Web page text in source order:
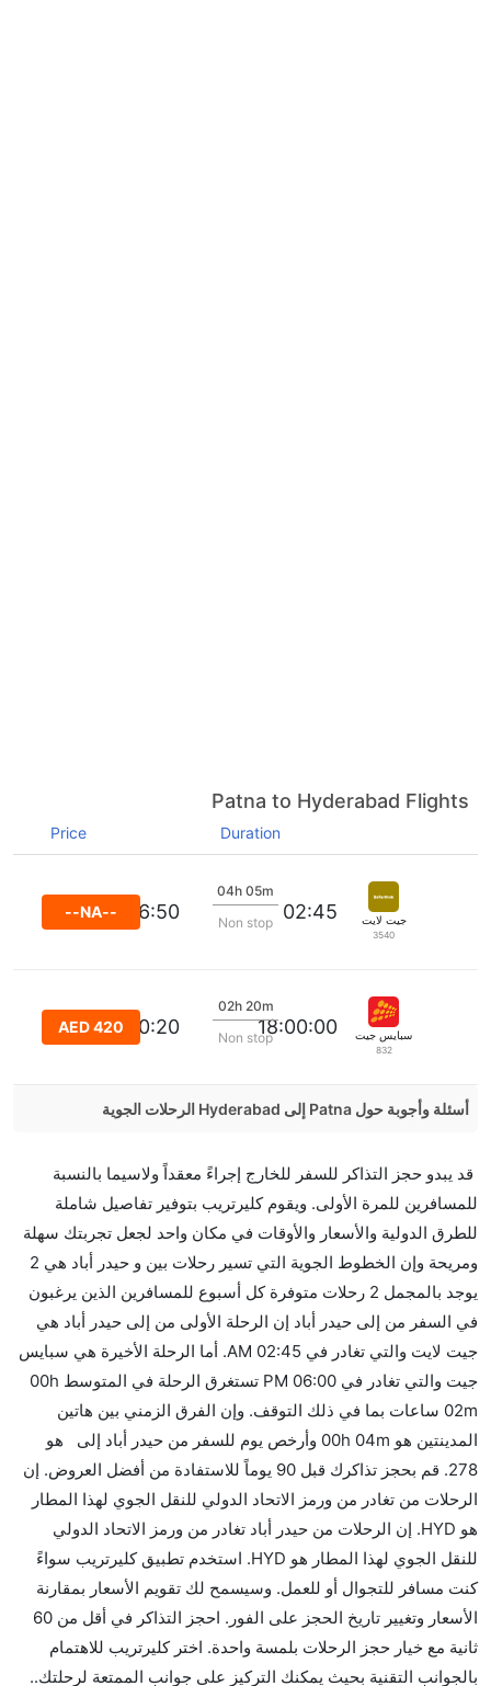
Patna to Hyderabad Flights
Duration
Price
جيت لايت
3540
02:45
04h 05m
Non stop
06:50
--NA--
سبايس جيت
832
18:00:00
02h 20m
Non stop
20:20
AED 420
أسئلة وأجوبة حول Patna إلى Hyderabad الرحلات الجوية
من إلىحيدر أباد مما تستغرقه الخطوط الجوية الأخرى؟
نعم. توفر كل من IndiGo أسرع رحلات الطيران على هذا
الطريق،
هل توفر شركات الطيران مساحة إضافية للنوم؟
كثير من خطوط طيران درجة رجال الأعمال توفر مساحة
إضافية للنوم.
هل يمكنني حمل طعامي الخاص؟
نعم، يمكنك حمل طعامك الخاص، و لكن يجب أن يكون معبئا
بشكل جيد.
هل سيقدم لي الكحول على متن رحلة من إلى حيدر أباد؟
لا تقدم شركة الطيران الكحول على متن رحلة داخلية. يتم
تقديم الكحول على متن الرحلات الدولية فقط.
ما متوسط أسعار رحلة الدرجة الاقتصادية من إلى حيدر
AED 1006. جيت لايت and سبايس جيت يوفرون تذاكر في
قد يبدو حجز التذاكر للسفر للخارج إجراءً معقداً ولاسيما بالنسبة
للمسافرين للمرة الأولى. ويقوم كليرتريب بتوفير تفاصيل شاملة
للطرق الدولية والأسعار والأوقات في مكان واحد لجعل تجربتك سهلة
ومريحة وإن الخطوط الجوية التي تسير رحلات بين و حيدر أباد هي 2
يوجد بالمجمل 2 رحلات متوفرة كل أسبوع للمسافرين الذين يرغبون
في السفر من إلى حيدر أباد إن الرحلة الأولى من إلى حيدر أباد هي
جيت لايت والتي تغادر في 02:45 AM. أما الرحلة الأخيرة هي سبايس
جيت والتي تغادر في 06:00 PM تستغرق الرحلة في المتوسط 00h
02m ساعات بما في ذلك التوقف. وإن الفرق الزمني بين هاتين
المدينتين هو 00h 04m وأرخص يوم للسفر من حيدر أباد إلى هو
278. قم بحجز تذاكرك قبل 90 يوماً للاستفادة من أفضل العروض. إن
الرحلات من تغادر من ورمز الاتحاد الدولي للنقل الجوي لهذا المطار
هو HYD. إن الرحلات من حيدر أباد تغادر من ورمز الاتحاد الدولي
للنقل الجوي لهذا المطار هو HYD. استخدم تطبيق كليرتريب سواءً
كنت مسافر للتجوال أو للعمل. وسيسمح لك تقويم الأسعار بمقارنة
الأسعار وتغيير تاريخ الحجز على الفور. احجز التذاكر في أقل من 60
ثانية مع خيار حجز الرحلات بلمسة واحدة. اختر كليرتريب للاهتمام
بالجوانب التقنية بحيث يمكنك التركيز على جوانب الممتعة لرحلتك..